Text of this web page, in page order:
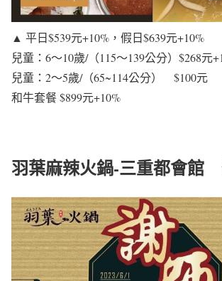
▲ 平日$539元+10%，假日$639元+10%
兒童：6～10歲/（115～139公分）$268元
兒童：2～5歲/（65~114公分） $100元
和牛套餐 $899元+10%
羽葉麻辣火鍋-三重都會館